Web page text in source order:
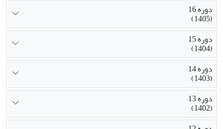
دوره 16
(1405)
دوره 15
(1404)
دوره 14
(1403)
دوره 13
(1402)